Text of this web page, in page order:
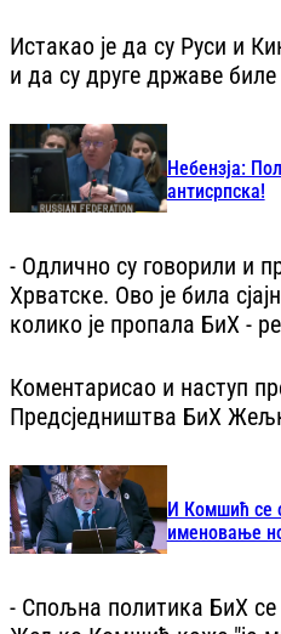
Истакао је да су Руси и
и да су друге државе биле
Небензја:
антисрпска!
- Одлично су говорили и
Хрватске. Ово је била
колико је пропала БиХ -
Коментарисао и наступ
Предсједништва БиХ
И Комшић се
именовање
- Спољна политика БиХ